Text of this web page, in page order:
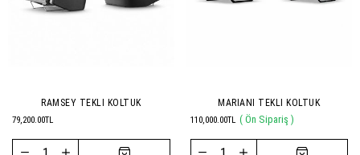
RAMSEY TEKLI KOLTUK
79,200.00TL
MARIANI TEKLI KOLTUK
110,000.00TL ( Ön Sipariş )